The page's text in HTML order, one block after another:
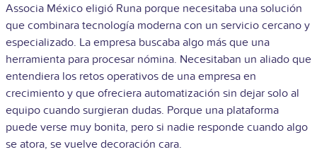
Associa México eligió Runa porque necesitaba una solución
que combinara tecnología moderna con un servicio cercano y
especializado. La empresa buscaba algo más que una
herramienta para procesar nómina. Necesitaban un aliado que
entendiera los retos operativos de una empresa en
crecimiento y que ofreciera automatización sin dejar solo al
equipo cuando surgieran dudas. Porque una plataforma
puede verse muy bonita, pero si nadie responde cuando algo
se atora, se vuelve decoración cara.